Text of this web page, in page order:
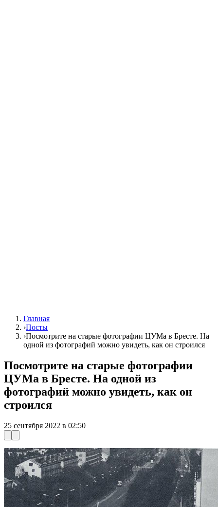
Главная
›Посты
›Посмотрите на старые фотографии ЦУМа в Бресте. На
одной из фотографий можно увидеть, как он строился
Посмотрите на старые фотографии
ЦУМа в Бресте. На одной из
фотографий можно увидеть, как он
строился
25 сентября 2022 в 02:50